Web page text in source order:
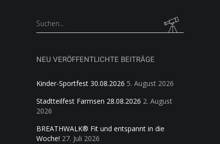
Kategorien
Search
NEU VERÖFFENTLICHTE BEITRÄGE
Kinder-Sportfest 30.08.2026 5. August 2026
Stadtteilfest Farmsen 28.08.2026 2. August
2026
BREATHWALK® Fit und entspannt in die
Woche! 27. Juli 2026